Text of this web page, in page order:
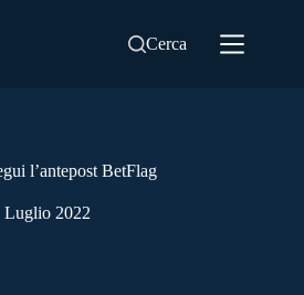
Cerca
l’antepost BetFlag
Luglio 2022